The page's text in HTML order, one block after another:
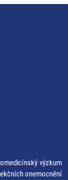
výzkum
onemocnění